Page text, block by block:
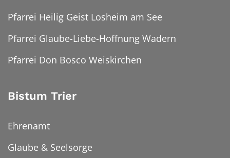
Pfarrei Heilig Geist Losheim am See
Pfarrei Glaube-Liebe-Hoffnung Wadern
Pfarrei Don Bosco Weiskirchen
Bistum Trier
Ehrenamt
Glaube & Seelsorge